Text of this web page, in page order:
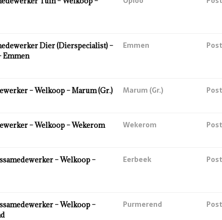
Dier (Dierspecialist) –
Emmen
Emmen
– Welkoop – Marum (Gr.) Marum (Gr.)
– Welkoop – Wekerom Wekerom
– Welkoop –
Eerbeek
– Welkoop –
Purmerend